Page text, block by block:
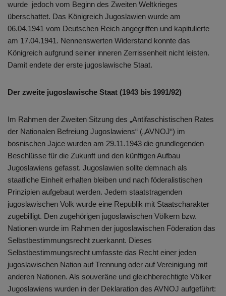
wurde jedoch vom Beginn des Zweiten Weltkrieges
überschattet. Das Königreich Jugoslawien wurde am
06.04.1941 vom Deutschen Reich angegriffen und kapitulierte
am 17.04.1941. Nennenswerten Widerstand konnte das
Königreich aufgrund seiner inneren Zerrissenheit nicht leisten.
Damit endete der erste jugoslawische Staat.
Der zweite jugoslawische Staat (1943 bis 1991/92)
Im Rahmen der Zweiten Sitzung des „Antifaschistischen Rates
der Nationalen Befreiung Jugoslawiens“ („AVNOJ“) im
bosnischen Jajce wurden am 29.11.1943 die grundlegenden
Beschlüsse für die Zukunft und den künftigen Aufbau
Jugoslawiens gefasst. Jugoslawien sollte demnach als
staatliche Einheit erhalten bleiben und nach föderalistischen
Prinzipien aufgebaut werden. Jedem staatstragenden
jugoslawischen Volk wurde eine Republik mit Staatscharakter
zugebilligt. Den zugehörigen jugoslawischen Völkern bzw.
Nationen wurde im Rahmen der jugoslawischen Föderation das
Selbstbestimmungsrecht zuerkannt. Dieses
Selbstbestimmungsrecht umfasste das Recht einer jeden
jugoslawischen Nation auf Trennung oder auf Vereinigung mit
anderen Nationen. Als souveräne und gleichberechtigte Völker
Jugoslawiens wurden in der Deklaration des AVNOJ aufgeführt: